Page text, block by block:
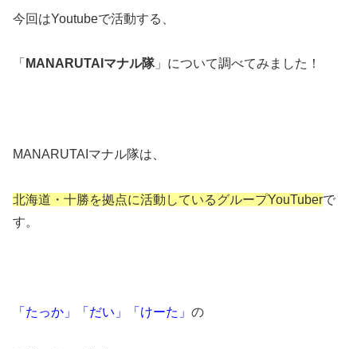
今回はYoutubeで活動する、
「 MANARUTAIマナル隊」について調べてみました！
MANARUTAIマナル隊は、
北海道・十勝を拠点に活動しているグループYouTuberで
す。
「たっか」「だい」「けーた」 の